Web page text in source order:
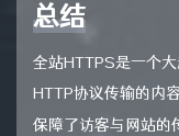
总结
全站HTTPS是一个
HTTP协议传输的内
保障了访客与网站的